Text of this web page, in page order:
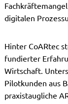
digitalen
Hinter CoARtec
fundierter
Wirtschaft.
Pilotkunden aus
praxistaugliche